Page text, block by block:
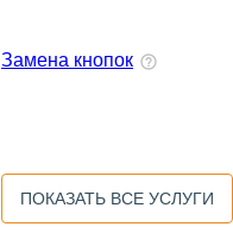
Замена кнопок
ПОКАЗАТЬ ВСЕ УСЛУГИ